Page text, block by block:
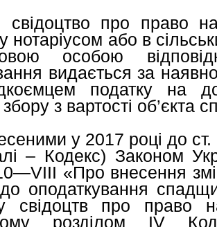
свідоцтво про право
нотаріусом або в
особою
видається за
податку на
збору з вартості об’єкта
у 2017 році до
– Кодекс) Законом
«Про внесення
оподаткування
свідоцтв про право
розділом ІV